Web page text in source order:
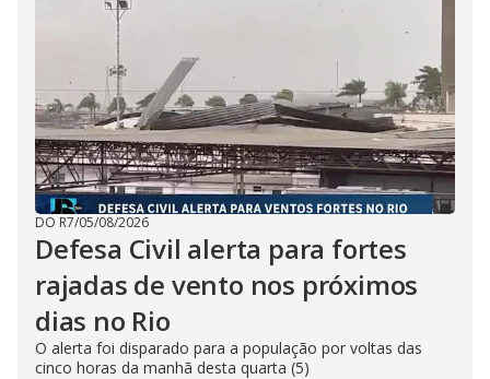
DO R7/05/08/2026
Defesa Civil alerta para fortes
rajadas de vento nos próximos
dias no Rio
O alerta foi disparado para a população por voltas das
cinco horas da manhã desta quarta (5)